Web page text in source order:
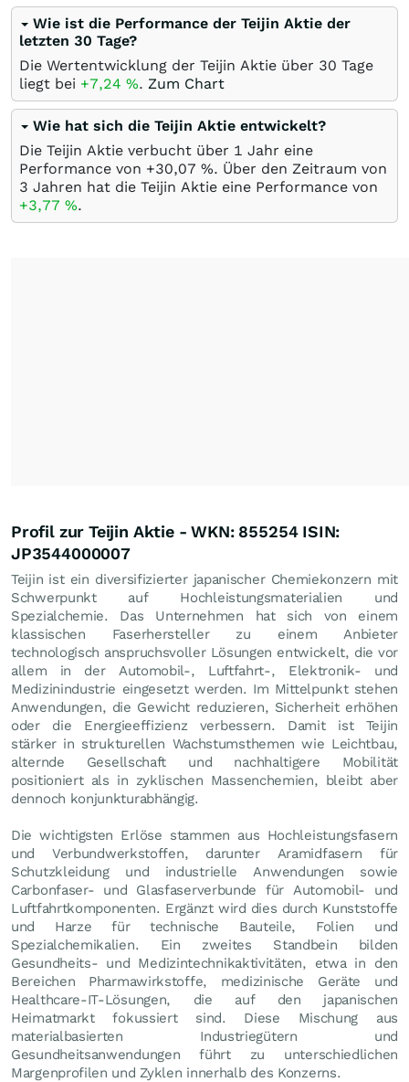
Wie ist die Performance der Teijin Aktie der
letzten 30 Tage?
Die Wertentwicklung der Teijin Aktie über 30 Tage
liegt bei +7,24 %. Zum Chart
Wie hat sich die Teijin Aktie entwickelt?
Die Teijin Aktie verbucht über 1 Jahr eine
Performance von +30,07 %. Über den Zeitraum von
3 Jahren hat die Teijin Aktie eine Performance von
+3,77 %.
Profil zur Teijin Aktie - WKN: 855254 ISIN:
JP3544000007
Teijin ist ein diversifizierter japanischer Chemiekonzern mit
Schwerpunkt auf Hochleistungsmaterialien und
Spezialchemie. Das Unternehmen hat sich von einem
klassischen Faserhersteller zu einem Anbieter
technologisch anspruchsvoller Lösungen entwickelt, die vor
allem in der Automobil-, Luftfahrt-, Elektronik- und
Medizinindustrie eingesetzt werden. Im Mittelpunkt stehen
Anwendungen, die Gewicht reduzieren, Sicherheit erhöhen
oder die Energieeffizienz verbessern. Damit ist Teijin
stärker in strukturellen Wachstumsthemen wie Leichtbau,
alternde Gesellschaft und nachhaltigere Mobilität
positioniert als in zyklischen Massenchemien, bleibt aber
dennoch konjunkturabhängig.
Die wichtigsten Erlöse stammen aus Hochleistungsfasern
und Verbundwerkstoffen, darunter Aramidfasern für
Schutzkleidung und industrielle Anwendungen sowie
Carbonfaser- und Glasfaserverbunde für Automobil- und
Luftfahrtkomponenten. Ergänzt wird dies durch Kunststoffe
und Harze für technische Bauteile, Folien und
Spezialchemikalien. Ein zweites Standbein bilden
Gesundheits- und Medizintechnikaktivitäten, etwa in den
Bereichen Pharmawirkstoffe, medizinische Geräte und
Healthcare-IT-Lösungen, die auf den japanischen
Heimatmarkt fokussiert sind. Diese Mischung aus
materialbasierten Industriegütern und
Gesundheitsanwendungen führt zu unterschiedlichen
Margenprofilen und Zyklen innerhalb des Konzerns.